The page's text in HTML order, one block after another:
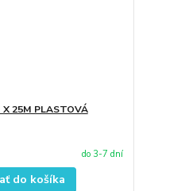
25M PLASTOVÁ
do 3-7 dní
do košíka